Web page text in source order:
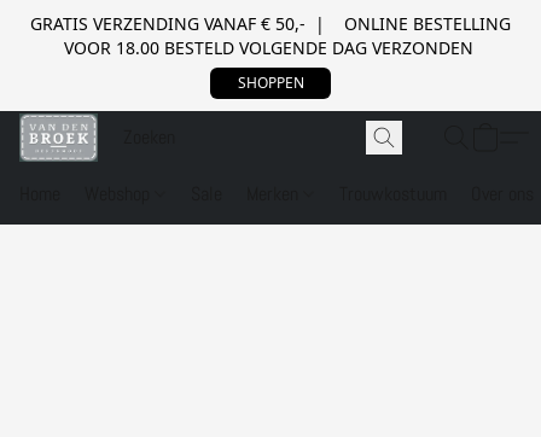
GRATIS VERZENDING VANAF € 50,- | ONLINE BESTELLING
VOOR 18.00 BESTELD VOLGENDE DAG VERZONDEN
SHOPPEN